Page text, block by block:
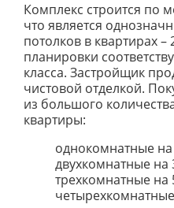
Комплекс строится по
что является
потолков в квартирах
планировки
класса. Застройщик
чистовой отделкой.
из большого
квартиры:
однокомнатные
двухкомнатные на
трехкомнатные на